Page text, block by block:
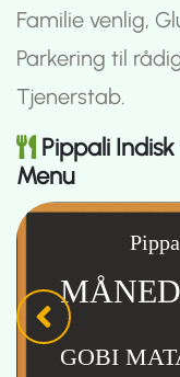
Familie venlig,
Parkering til
Tjenerstab.
Pippali
Menu
GOBI